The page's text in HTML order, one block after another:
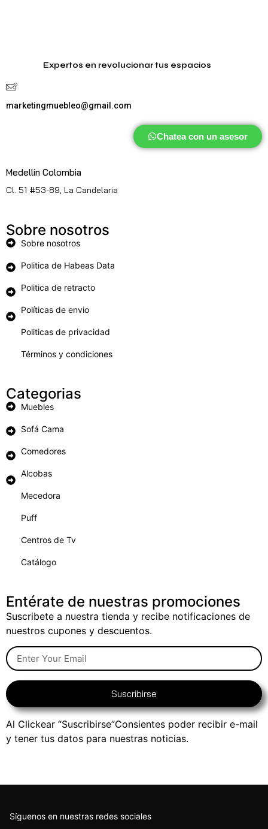
Expertos en revolucionar tus espacios
marketingmuebleo@gmail.com
Chatea con un asesor
Medellin Colombia
Cl. 51 #53-89, La Candelaria
Sobre nosotros
Sobre nosotros
Politica de Habeas Data
Politica de retracto
Políticas de envio
Politicas de privacidad
Términos y condiciones
Categorias
Muebles
Sofá Cama
Comedores
Alcobas
Mecedora
Puff
Centros de Tv
Catálogo
Entérate de nuestras promociones
Suscribete a nuestra tienda y recibe notificaciones de
nuestros cupones y descuentos.
Suscribirse
Al Clickear “Suscribirse”Consientes poder recibir e-mail
y tener tus datos para nuestras noticias.
Síguenos en nuestras redes sociales